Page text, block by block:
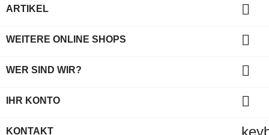
ARTIKEL 
WEITERE ONLINE SHOPS 
WER SIND WIR? 
IHR KONTO 
KONTAKT